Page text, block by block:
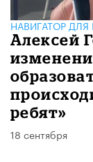
НАВИГАТОР
​Алексей
ребят»
18 сентября